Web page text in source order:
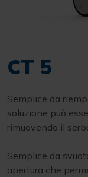
CT 5
Semplice da
soluzione può
rimuovendo il
Semplice da
apertura che